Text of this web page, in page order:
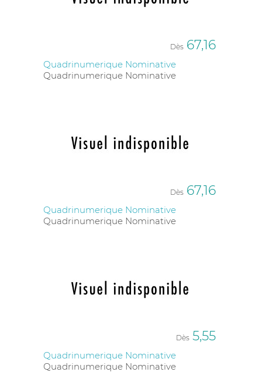
Dès 67,16
Quadrinumerique Nominative
Quadrinumerique Nominative
Dès 67,16
Quadrinumerique Nominative
Quadrinumerique Nominative
Dès 5,55
Quadrinumerique Nominative
Quadrinumerique Nominative